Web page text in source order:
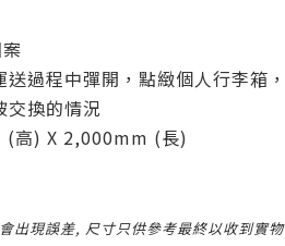
送過程中彈開，點緻個人行李箱，
交換的情況
(高) X 2,000mm (長)
出現誤差, 尺寸只供參考最終以收到實物